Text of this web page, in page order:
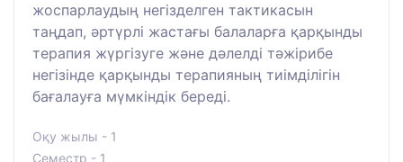
жоспарлаудың негізделген тактикасын
таңдап, әртүрлі жастағы балаларға қарқынды
терапия жүргізуге және дәлелді тәжірибе
негізінде қарқынды терапияның тиімділігін
бағалауға мүмкіндік береді.
Оқу жылы - 1
Семестр - 1